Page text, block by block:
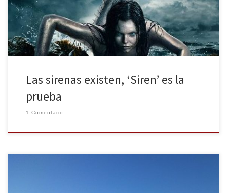
parece estar destinada a ser el próximo boom es Siren. Y sí, […]
Las sirenas existen, ‘Siren’ es la
prueba
1 Comentario